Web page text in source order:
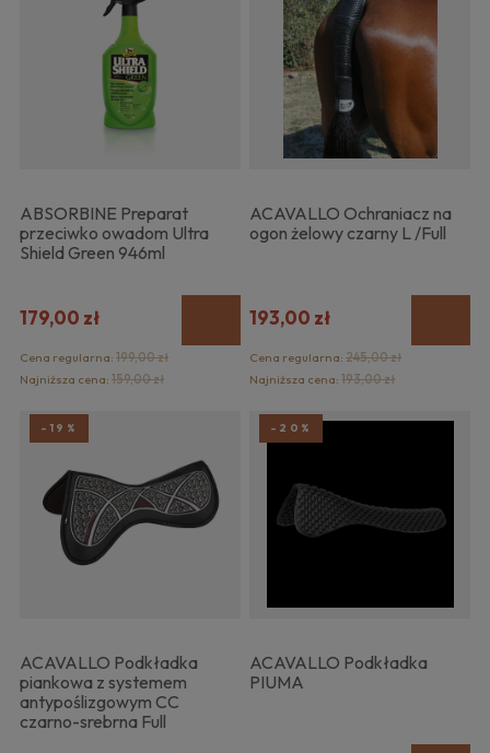
ABSORBINE Preparat
przeciwko owadom Ultra
Shield Green 946ml
179,00 zł
Cena regularna: 199,00 zł
Najniższa cena: 159,00 zł
ACAVALLO Ochraniacz na
ogon żelowy czarny L /Full
193,00 zł
Cena regularna:245,00 zł
Najniższa cena:193,00 zł
ACAVALLO Podkładka
piankowa z systemem
antypoślizgowym CC
czarno-srebrna Full
-19%
ACAVALLO Podkładka
PIUMA
-20%